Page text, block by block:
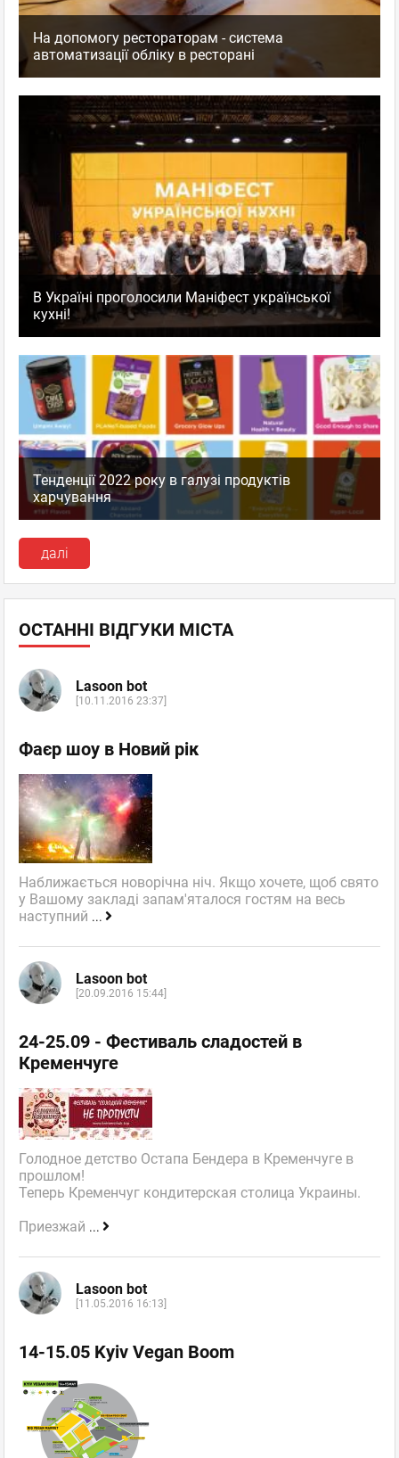
На допомогу рестораторам - система
автоматизації обліку в ресторані
В Україні проголосили Маніфест української
кухні!
Тенденції 2022 року в галузі продуктів
харчування
далі
ОСТАННІ ВІДГУКИ МІСТА
Lasoon bot
[10.11.2016 23:37]
Фаєр шоу в Новий рік
Наближається новорічна ніч. Якщо хочете, щоб свято
у Вашому закладі запам'яталося гостям на весь
наступний ...
Lasoon bot
[20.09.2016 15:44]
24-25.09 - Фестиваль сладостей в
Кременчуге
Голодное детство Остапа Бендера в Кременчуге в
прошлом!
Теперь Кременчуг кондитерская столица Украины.
Приезжай ...
Lasoon bot
[11.05.2016 16:13]
14-15.05 Kyiv Vegan Boom